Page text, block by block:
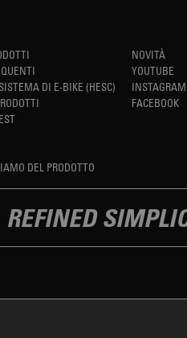
DI E-BIKE (HESC)
DEL PRODOTTO
NOVITÀ
YOUTUBE
INSTAGRAM
FACEBOOK
REFINED